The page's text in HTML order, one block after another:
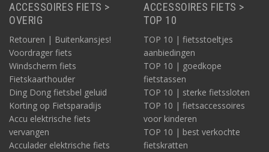
ACCESSOIRES FIETS >
OVERIG
Retouren | Buitenkansjes!
Voordrager fiets
Windscherm fiets
Fietskaarthouder
Ding Dong fietsbel geluid
Korting op Fietsparadijs
Accu elektrische fiets
vervangen
Acculader elektrische fiets
ACCESSOIRES FIETS >
TOP 10
TOP 10 | fietsstoeltjes
aanbiedingen
TOP 10 | goedkope
fietstassen
TOP 10 | sterke fietssloten
TOP 10 | fietsaccessoires
voor kinderen
TOP 10 | best verkochte
fietskratten